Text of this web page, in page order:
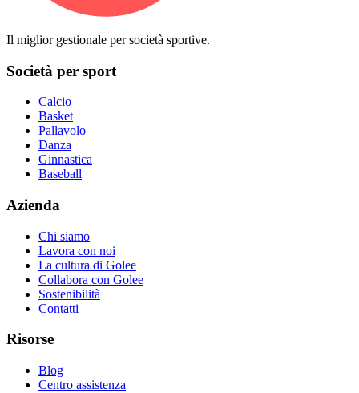
Il miglior gestionale per società sportive.
Società per sport
Calcio
Basket
Pallavolo
Danza
Ginnastica
Baseball
Azienda
Chi siamo
Lavora con noi
La cultura di Golee
Collabora con Golee
Sostenibilità
Contatti
Risorse
Blog
Centro assistenza